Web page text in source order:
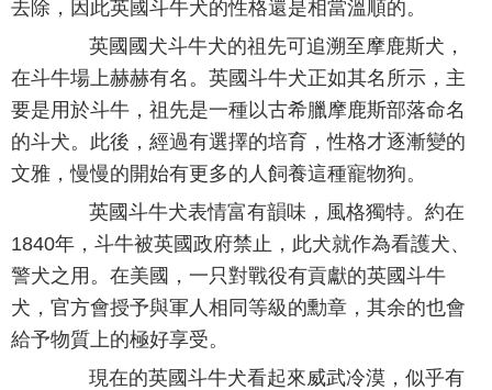
去除，因此英國斗牛犬的性格還是相當溫順的。
英國國犬斗牛犬的祖先可追溯至摩鹿斯犬，
在斗牛場上赫赫有名。英國斗牛犬正如其名所示，主
要是用於斗牛，祖先是一種以古希臘摩鹿斯部落命名
的斗犬。此後，經過有選擇的培育，性格才逐漸變的
文雅，慢慢的開始有更多的人飼養這種寵物狗。
英國斗牛犬表情富有韻味，風格獨特。約在
1840年，斗牛被英國政府禁止，此犬就作為看護犬、
警犬之用。在美國，一只對戰役有貢獻的英國斗牛
犬，官方會授予與軍人相同等級的勳章，其余的也會
給予物質上的極好享受。
現在的英國斗牛犬看起來威武冷漠，似乎有